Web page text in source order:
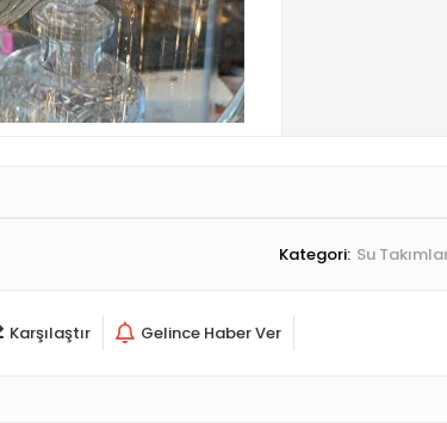
Kategori: Su
Karşılaştır Gelince Haber Ver